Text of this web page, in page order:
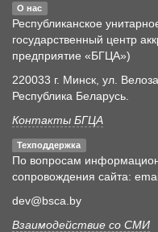
О нас
Республиканское
государственный центр
предприятие «БГЦА»)
220033 г. Минск, ул.
Республика Беларусь.
Контакты БГЦА
Техподдержка
По вопросам
сопровождения сайта:
dev@bsca.by
Взаимодействие со СМИ